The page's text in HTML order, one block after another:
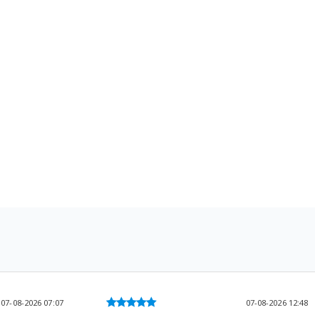
07-08-2026 07:07 07-08-2026 12:48